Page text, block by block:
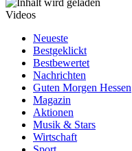
Videos
Neueste
Bestgeklickt
Bestbewertet
Nachrichten
Guten Morgen Hessen
Magazin
Aktionen
Musik & Stars
Wirtschaft